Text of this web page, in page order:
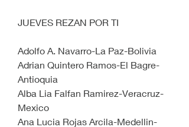
JUEVES REZAN POR TI
Adolfo A. Navarro-La Paz-Bolivia
Adrian Quintero Ramos-El Bagre-
Antioquia
Alba Lia Falfan Ramirez-Veracruz-
Mexico
Ana Lucia Rojas Arcila-Medellin-